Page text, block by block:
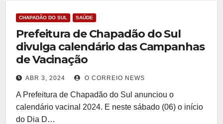
CHAPADÃO DO SUL SAÚDE
Prefeitura de Chapadão do Sul
divulga calendário das Campanhas
de Vacinação
ABR 3, 2024 O CORREIO NEWS
A Prefeitura de Chapadão do Sul anunciou o
calendário vacinal 2024. E neste sábado (06) o início
do Dia D…